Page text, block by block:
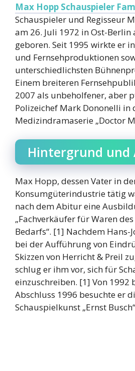
Max Hopp Schauspieler
Schauspieler und Regisseur
am 26. Juli 1972 in Ost-
geboren. Seit 1995 wirkte er
und Fernsehproduktionen
unterschiedlichsten
Einem breiteren
2007 als unbeholfener, aber
Polizeichef Mark Dononelli in
Medizindramaserie „Doctor
Hintergrund und
Max Hopp, dessen Vater in
Konsumgüterindustrie tätig
nach dem Abitur eine
„Fachverkäufer für Waren
Bedarfs“. [1] Nachdem Hans-
bei der Aufführung von
Skizzen von Herricht & Preil
schlug er ihm vor, sich für
einzuschreiben. [1] Von 1992
Abschluss 1996 besuchte er
Schauspielkunst „Ernst